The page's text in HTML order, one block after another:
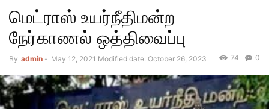
மெட்ராஸ் உயர்நீதிமன்ற
நேர்காணல் ஒத்திவைப்பு
By admin - May 12, 2021 Modified date: October 26, 2023 0
74